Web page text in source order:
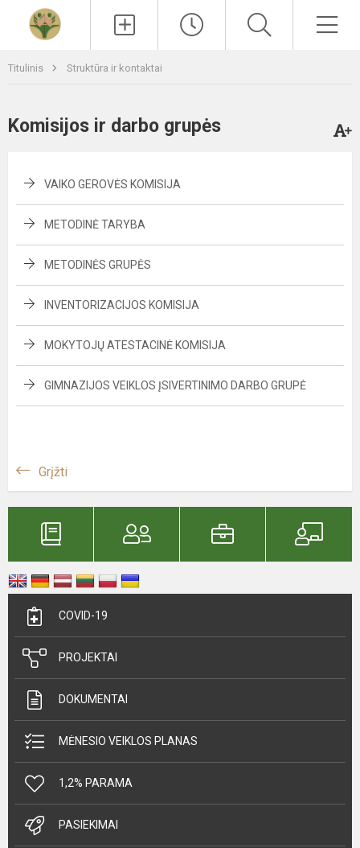
Titulinis Struktūra ir kontaktai
Komisijos ir darbo grupės
VAIKO GEROVĖS KOMISIJA
METODINĖ TARYBA
METODINĖS GRUPĖS
INVENTORIZACIJOS KOMISIJA
MOKYTOJŲ ATESTACINĖ KOMISIJA
GIMNAZIJOS VEIKLOS ĮSIVERTINIMO DARBO GRUPĖ
Grįžti
COVID-19
PROJEKTAI
DOKUMENTAI
MĖNESIO VEIKLOS PLANAS
1,2% PARAMA
PASIEKIMAI